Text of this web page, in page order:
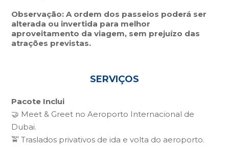
Observação: A ordem dos passeios poderá ser
alterada ou invertida para melhor
aproveitamento da viagem, sem prejuízo das
atrações previstas.
SERVIÇOS
Pacote Inclui
🤝 Meet & Greet no Aeroporto Internacional de
Dubai.
🚖 Traslados privativos de ida e volta do aeroporto.